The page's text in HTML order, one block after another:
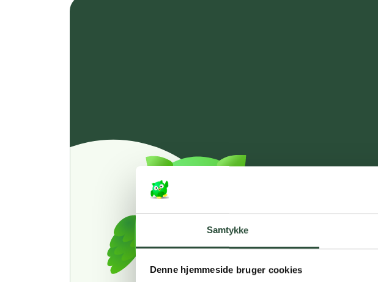
Samtykke
Denne hjemmeside bruger cookies